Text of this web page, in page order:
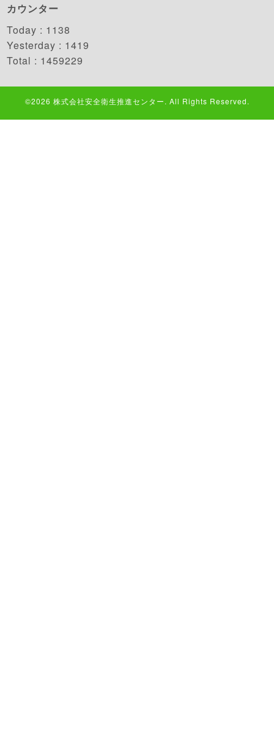
カウンター
Today : 1138
Yesterday : 1419
Total : 1459229
©2026 株式会社安全衛生推進センター. All Rights Reserved.